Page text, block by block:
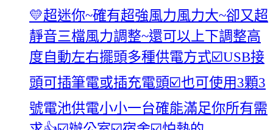
💛超迷你~確有超強風力風力大~卻又超
靜音三檔風力調整~還可以上下調整高
度自動左右擺頭多種供電方式☑️USB接
頭可插筆電或插充電頭☑️也可使用3顆3
號電池供電小小一台確能滿足你所有需